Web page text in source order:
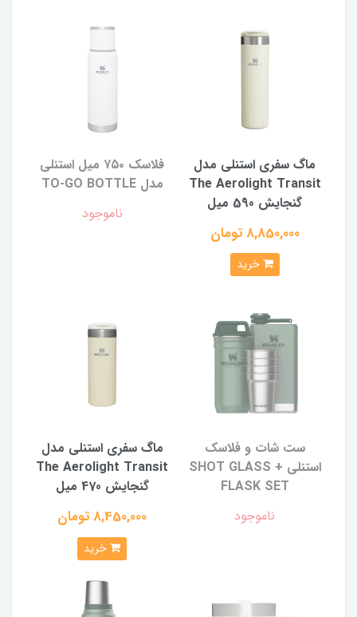
ماگ سفری استنلی مدل
The Aerolight Transit
گنجایش 590 میل
8,850,000 تومان
خرید
فلاسک ۷۵۰ میل استنلی
مدل TO-GO BOTTLE
ناموجود
ست شات و فلاسک
استنلی SHOT GLASS +
FLASK SET
ناموجود
ماگ سفری استنلی مدل
The Aerolight Transit
گنجایش 470 میل
8,450,000 تومان
خرید